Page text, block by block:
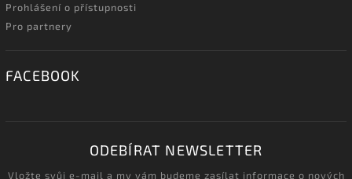
Prohlášení o přístupnosti
Pro partnery
FACEBOOK
ODEBÍRAT NEWSLETTER
Vložte svůj e-mail a my vám budeme zasílat informace o nových